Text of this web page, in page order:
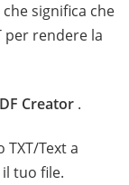
significa che
per rendere la
Creator .
Text a
tuo file.